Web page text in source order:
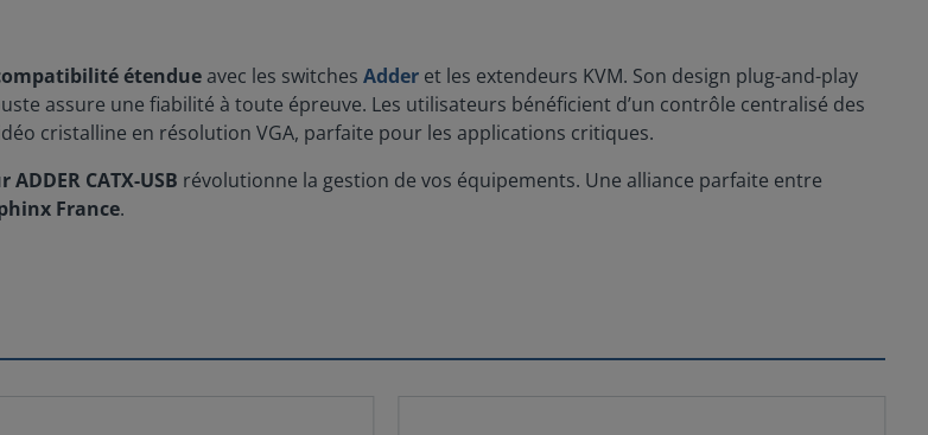
étendueavec les switches Adder et les extendeurs KVM. Son design plug-and-play
assure une fiabilité à toute épreuve. Les utilisateurs bénéficient d’un contrôle centralisé des
cristalline en résolution VGA, parfaite pour les applications critiques.
CATX-USB révolutionne la gestion de vos équipements. Une alliance parfaite entre
France.